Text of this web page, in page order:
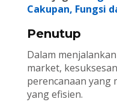
Cakupan, Fungsi
Penutup
Dalam
market,
perencanaan yang
yang efisien.